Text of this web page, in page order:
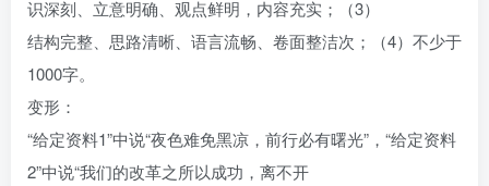
识深刻、立意明确、观点鲜明，内容充实；（3）
结构完整、思路清晰、语言流畅、卷面整洁次；（4）不少于
1000字。
变形：
“给定资料1”中说“夜色难免黑凉，前行必有曙光”，“给定资料
2”中说“我们的改革之所以成功，离不开